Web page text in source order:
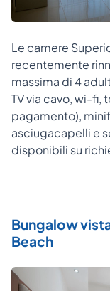
Le camere
recentemente
massima di 4
TV via cavo, wi-fi,
pagamento),
asciugacapelli e
disponibili su
Bungalow
Beach